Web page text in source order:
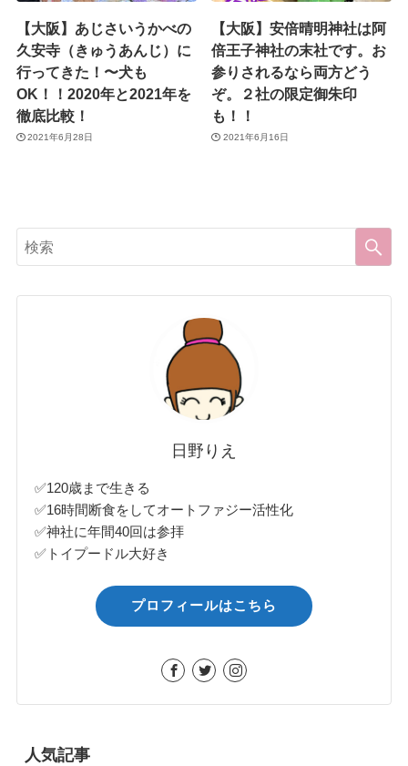
【大阪】あじさいうかべの
久安寺（きゅうあんじ）に
行ってきた！〜犬も
OK！！2020年と2021年を
徹底比較！
2021年6月28日
【大阪】安倍晴明神社は阿
倍王子神社の末社です。お
参りされるなら両方どう
ぞ。２社の限定御朱印
も！！
2021年6月16日
日野りえ
✅120歳まで生きる
✅16時間断食をしてオートファジー活性化
✅神社に年間40回は参拝
✅トイプードル大好き
プロフィールはこちら
人気記事